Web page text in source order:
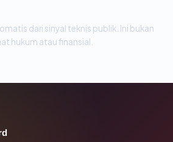
dari sinyal teknis publik. Ini bukan
hukum atau finansial.